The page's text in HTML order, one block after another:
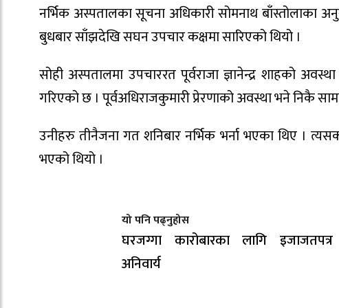
नर्भिक अस्पतालका सूचना अधिकारी सोमनाथ बाँस्तोलाका
बुधबार साँझदेखि सघन उपचार कक्षमा सारिएको थियो ।
सोही अस्पतालमा उपचाररत पूर्वराजा ज्ञानेन्द्र शाहको
गरिएको छ । पूर्वअधिराजकुमारी प्रेरणाको अवस्था भने निकै
उनीहरु तीनैजना गत शनिबार नर्भिक भर्ना भएका थिए ।
भएको थियो ।
यो पनि पढ्नुहोस
घरजग्गा कारोबारका लागि इजाजतपत्र
अनिवार्य